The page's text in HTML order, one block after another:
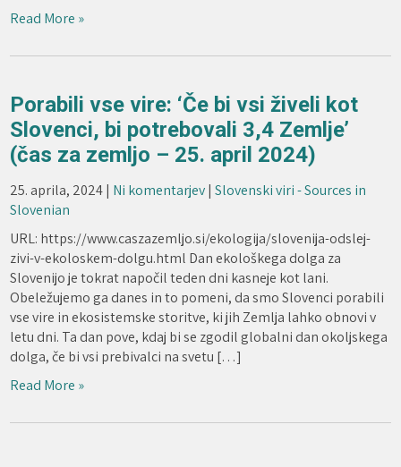
Read More »
Porabili vse vire: ‘Če bi vsi živeli kot
Slovenci, bi potrebovali 3,4 Zemlje’
(čas za zemljo – 25. april 2024)
25. aprila, 2024| Ni komentarjev|Slovenski viri - Sources in
Slovenian
URL: https://www.caszazemljo.si/ekologija/slovenija-odslej-
zivi-v-ekoloskem-dolgu.html Dan ekološkega dolga za
Slovenijo je tokrat napočil teden dni kasneje kot lani.
Obeležujemo ga danes in to pomeni, da smo Slovenci porabili
vse vire in ekosistemske storitve, ki jih Zemlja lahko obnovi v
letu dni. Ta dan pove, kdaj bi se zgodil globalni dan okoljskega
dolga, če bi vsi prebivalci na svetu […]
Read More »